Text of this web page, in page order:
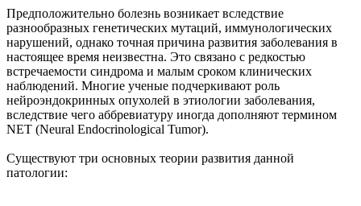
Предположительно болезнь возникает вследствие
разнообразных генетических мутаций, иммунологических
нарушений, однако точная причина развития заболевания в
настоящее время неизвестна. Это связано с редкостью
встречаемости синдрома и малым сроком клинических
наблюдений. Многие ученые подчеркивают роль
нейроэндокринных опухолей в этиологии заболевания,
вследствие чего аббревиатуру иногда дополняют термином
NET (Neural Endocrinological Tumor).
Существуют три основных теории развития данной
патологии: